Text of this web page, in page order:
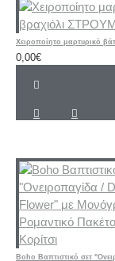
0,00€